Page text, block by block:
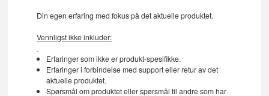
Din egen erfaring med fokus på det aktuelle produktet.
Vennligst ikke inkluder:
Erfaringer som ikke er produkt-spesifikke.
Erfaringer i forbindelse med support eller retur av det
aktuelle produktet.
Spørsmål om produktet eller spørsmål til andre som har